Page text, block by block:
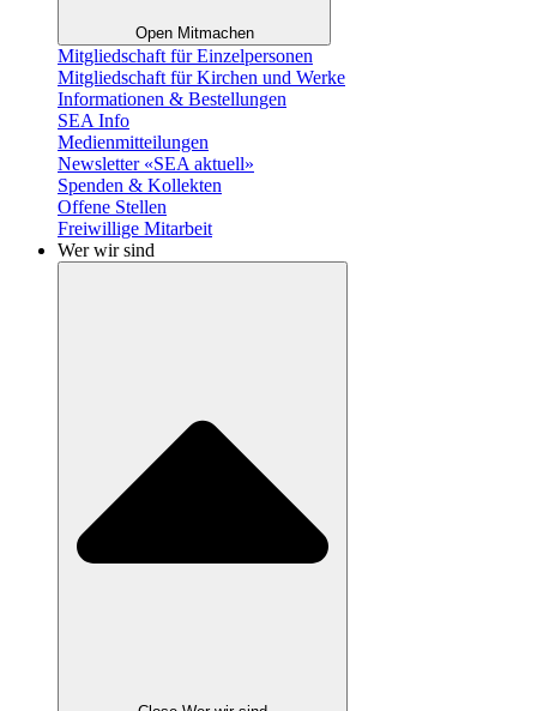
Open Mitmachen
Mitgliedschaft für Einzelpersonen
Mitgliedschaft für Kirchen und Werke
Informationen & Bestellungen
SEA Info
Medienmitteilungen
Newsletter «SEA aktuell»
Spenden & Kollekten
Offene Stellen
Freiwillige Mitarbeit
Wer wir sind